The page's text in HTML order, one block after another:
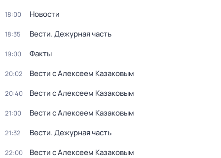
18:00 Новости
18:35 Вести. Дежурная часть
19:00 Факты
20:02 Вести с Алексеем Казаковым
20:40 Вести с Алексеем Казаковым
21:00 Вести с Алексеем Казаковым
21:32 Вести. Дежурная часть
22:00 Вести с Алексеем Казаковым